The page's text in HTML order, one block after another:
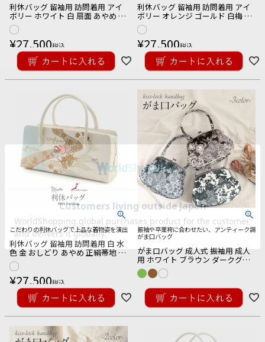
利休バッグ 留袖用 訪問着用 アイ
ボリー ホワイト 白 扇面 あやめ 花
螺鈿 正絹帯地 日本製
¥27,500税込
利休バッグ 留袖用 訪問着用 アイ
ボリー オレンジ ゴールド 白梅 う
め 正絹帯地 日本製
¥27,500税込
こだわりの利休バッグで上品な着物姿を演出
利休バッグ 留袖用 訪問着用 白 水
色 金 おしどり あやめ 正絹帯地 日
本製
¥27,500税込
振袖や卒業袴に合わせたい、アンティーク調
がま口バッグ
がま口バッグ 成人式 振袖用 成人
用 ホワイト ブラウン ダークグリ
ーン レース柄 ポリエステル 中国
製 振袖 卒業袴
8,800税込